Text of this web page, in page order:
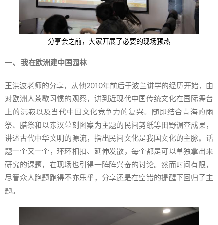
分享会之前，大家开展了必要的现场预热
一、 我在欧洲建中国园林
王洪波老师的分享，从他2010年前后于波兰讲学的经历开始，由
对欧洲人茶歇习惯的观察，讲到近现代中国传统文化在国际舞台
上的沉寂以及当代中国文化竞争力的复兴。随即结合青海的雨
祭、腊祭和以东汉墓刻图案为主题的民间剪纸等田野调查成果，
讲述古代中华文明的源流，指出民间文化是我国文化的主脉。话
题一个又一个，环环相扣、延伸发散，每个都是可以单独拿出来
研究的课题，在现场也引得一阵阵兴奋的讨论。然而时间有限，
尽管众人跑题跑得不亦乐乎，分享还是在空错的提醒下回归了主
题。